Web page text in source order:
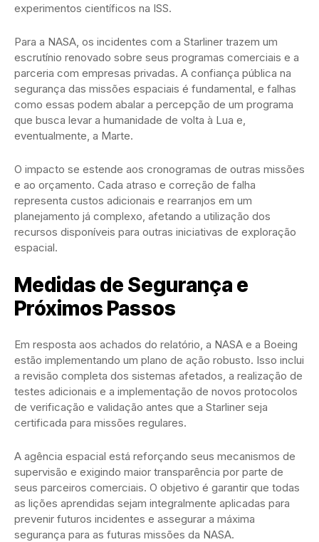
experimentos científicos na ISS.
Para a NASA, os incidentes com a Starliner trazem um
escrutínio renovado sobre seus programas comerciais e a
parceria com empresas privadas. A confiança pública na
segurança das missões espaciais é fundamental, e falhas
como essas podem abalar a percepção de um programa
que busca levar a humanidade de volta à Lua e,
eventualmente, a Marte.
O impacto se estende aos cronogramas de outras missões
e ao orçamento. Cada atraso e correção de falha
representa custos adicionais e rearranjos em um
planejamento já complexo, afetando a utilização dos
recursos disponíveis para outras iniciativas de exploração
espacial.
Medidas de Segurança e
Próximos Passos
Em resposta aos achados do relatório, a NASA e a Boeing
estão implementando um plano de ação robusto. Isso inclui
a revisão completa dos sistemas afetados, a realização de
testes adicionais e a implementação de novos protocolos
de verificação e validação antes que a Starliner seja
certificada para missões regulares.
A agência espacial está reforçando seus mecanismos de
supervisão e exigindo maior transparência por parte de
seus parceiros comerciais. O objetivo é garantir que todas
as lições aprendidas sejam integralmente aplicadas para
prevenir futuros incidentes e assegurar a máxima
segurança para as futuras missões da NASA.